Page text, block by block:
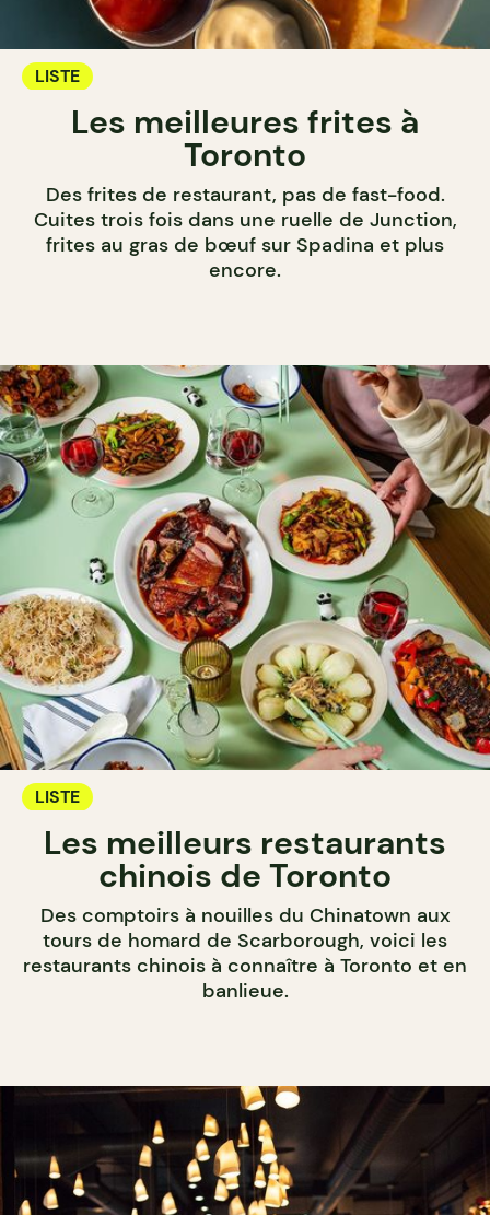
LISTE
Les meilleures frites à
Toronto
Des frites de restaurant, pas de fast-food.
Cuites trois fois dans une ruelle de Junction,
frites au gras de bœuf sur Spadina et plus
encore.
LISTE
Les meilleurs restaurants
chinois de Toronto
Des comptoirs à nouilles du Chinatown aux
tours de homard de Scarborough, voici les
restaurants chinois à connaître à Toronto et en
banlieue.